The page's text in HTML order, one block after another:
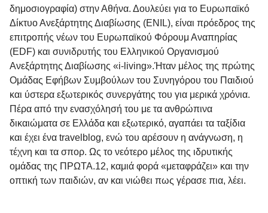
δημοσιογραφία) στην Αθήνα. Δουλεύει για το Ευρωπαϊκό
Δίκτυο Ανεξάρτητης Διαβίωσης (ENIL), είναι πρόεδρος της
επιτροπής νέων του Ευρωπαϊκού Φόρουμ Αναπηρίας
(EDF) και συνιδρυτής του Ελληνικού Οργανισμού
Ανεξάρτητης Διαβίωσης «i-living».Ήταν μέλος της πρώτης
Ομάδας Εφήβων Συμβούλων του Συνηγόρου του Παιδιού
και ύστερα εξωτερικός συνεργάτης του για μερικά χρόνια.
Πέρα από την ενασχόλησή του με τα ανθρώπινα
δικαιώματα σε Ελλάδα και εξωτερικό, αγαπάει τα ταξίδια
και έχει ένα travelblog, ενώ του αρέσουν η ανάγνωση, η
τέχνη και τα σπορ. Ως το νεότερο μέλος της ιδρυτικής
ομάδας της ΠΡΩΤΑ.12, καμιά φορά «μεταφράζει» και την
οπτική των παιδιών, αν και νιώθει πως γέρασε πια, λέει.